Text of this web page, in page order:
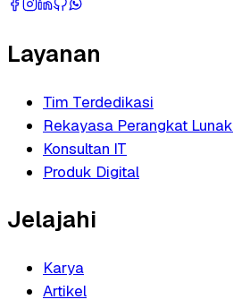
Layanan
Tim Terdedikasi
Rekayasa Perangkat Lunak
Konsultan IT
Produk Digital
Jelajahi
Karya
Artikel